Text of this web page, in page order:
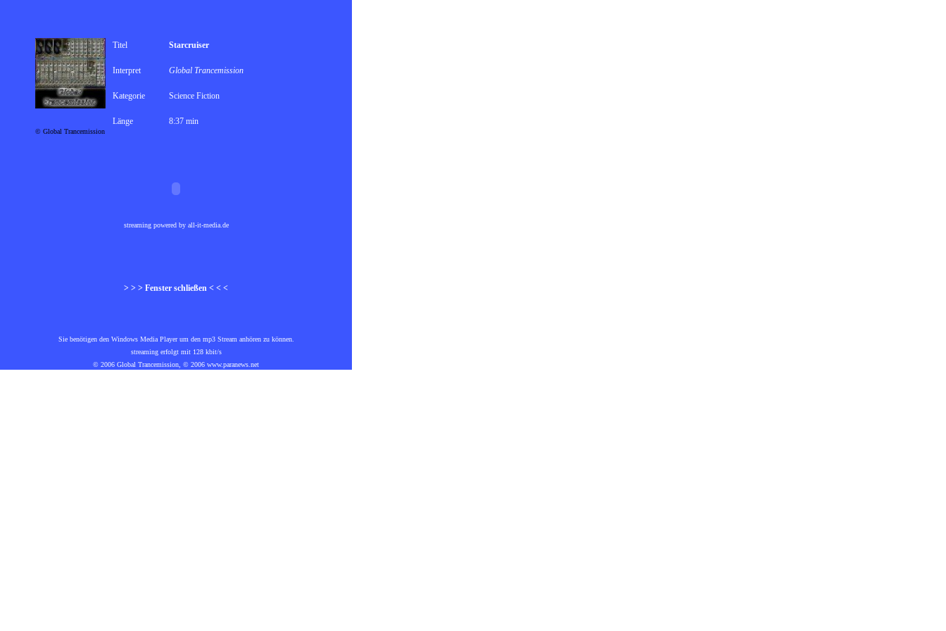
© Global Trancemission
Titel
Interpret
Kategorie
Länge
Starcruiser
Global Trancemission
Science Fiction
8:37 min
streaming powered by all-it-media.de
> > > Fenster schließen < < <
Sie benötigen den Windows Media Player um den mp3 Stream anhören zu können.
streaming erfolgt mit 128 kbit/s
© 2006 Global Trancemission, © 2006 www.paranews.net